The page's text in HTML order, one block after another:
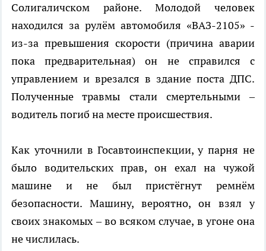
Солигаличском районе. Молодой человек
находился за рулём автомобиля «ВАЗ-2105» -
из-за превышения скорости (причина аварии
пока предварительная) он не справился с
управлением и врезался в здание поста ДПС.
Полученные травмы стали смертельными –
водитель погиб на месте происшествия.
Как уточнили в Госавтоинспекции, у парня не
было водительских прав, он ехал на чужой
машине и не был пристёгнут ремнём
безопасности. Машину, вероятно, он взял у
своих знакомых – во всяком случае, в угоне она
не числилась.